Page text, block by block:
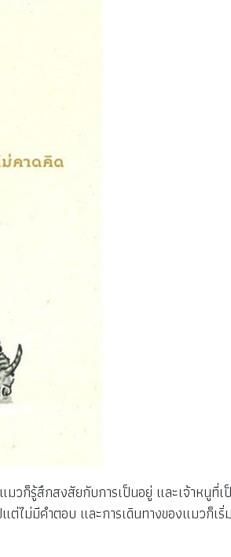
วก็รู้สึกสงสัยกับการเป็นอยู่ และเจ้าหนูที่เ
ต่ไม่มีคำตอบ และการเดินทางของแมวก็เ